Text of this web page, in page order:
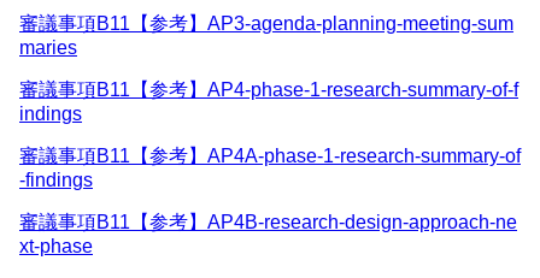
審議事項B11【参考】AP3-agenda-planning-meeting-sum
maries
審議事項B11【参考】AP4-phase-1-research-summary-of-f
indings
審議事項B11【参考】AP4A-phase-1-research-summary-of
-findings
審議事項B11【参考】AP4B-research-design-approach-ne
xt-phase